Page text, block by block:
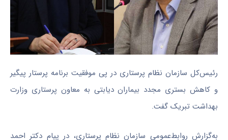
رئیس‌کل سازمان نظام پرستاری در پی موفقیت برنامه پرستار پیگیر
و کاهش بستری مجدد بیماران دیابتی به معاون پرستاری وزارت
بهداشت تبریک گفت.
به‌گزارش روابط‌عمومی سازمان نظام پرستاری، در پیام دکتر احمد